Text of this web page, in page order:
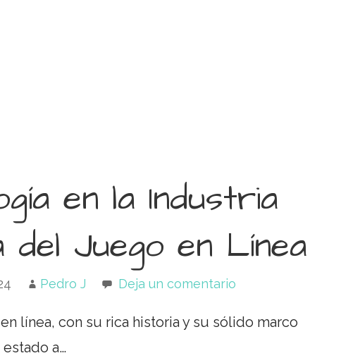
en la Industria
del Juego en Línea
Pedro J Deja un comentario
línea, con su rica historia y su sólido marco
a…